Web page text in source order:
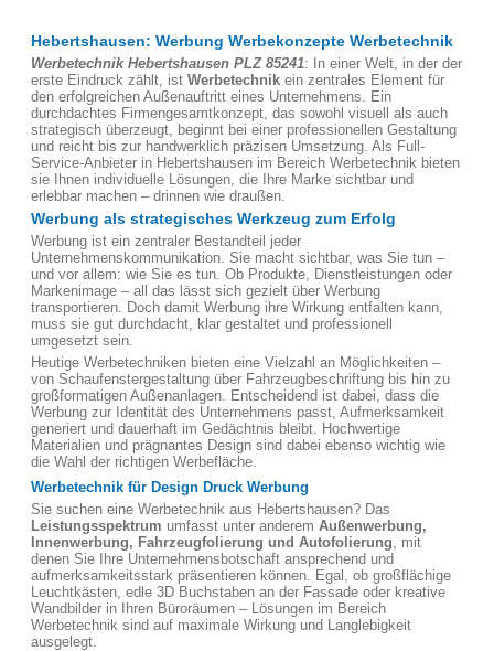
Hebertshausen: Werbung Werbekonzepte Werbetechnik
Werbetechnik Hebertshausen PLZ 85241: In einer Welt, in der der
erste Eindruck zählt, ist Werbetechnik ein zentrales Element für
den erfolgreichen Außenauftritt eines Unternehmens. Ein
durchdachtes Firmengesamtkonzept, das sowohl visuell als auch
strategisch überzeugt, beginnt bei einer professionellen Gestaltung
und reicht bis zur handwerklich präzisen Umsetzung. Als Full-
Service-Anbieter in Hebertshausen im Bereich Werbetechnik bieten
sie Ihnen individuelle Lösungen, die Ihre Marke sichtbar und
erlebbar machen – drinnen wie draußen.
Werbung als strategisches Werkzeug zum Erfolg
Werbung ist ein zentraler Bestandteil jeder
Unternehmenskommunikation. Sie macht sichtbar, was Sie tun –
und vor allem: wie Sie es tun. Ob Produkte, Dienstleistungen oder
Markenimage – all das lässt sich gezielt über Werbung
transportieren. Doch damit Werbung ihre Wirkung entfalten kann,
muss sie gut durchdacht, klar gestaltet und professionell
umgesetzt sein.
Heutige Werbetechniken bieten eine Vielzahl an Möglichkeiten –
von Schaufenstergestaltung über Fahrzeugbeschriftung bis hin zu
großformatigen Außenanlagen. Entscheidend ist dabei, dass die
Werbung zur Identität des Unternehmens passt, Aufmerksamkeit
generiert und dauerhaft im Gedächtnis bleibt. Hochwertige
Materialien und prägnantes Design sind dabei ebenso wichtig wie
die Wahl der richtigen Werbefläche.
Werbetechnik für Design Druck Werbung
Sie suchen eine Werbetechnik aus Hebertshausen? Das
Leistungsspektrum umfasst unter anderem Außenwerbung,
Innenwerbung, Fahrzeugfolierung und Autofolierung, mit
denen Sie Ihre Unternehmensbotschaft ansprechend und
aufmerksamkeitsstark präsentieren können. Egal, ob großflächige
Leuchtkästen, edle 3D Buchstaben an der Fassade oder kreative
Wandbilder in Ihren Büroräumen – Lösungen im Bereich
Werbetechnik sind auf maximale Wirkung und Langlebigkeit
ausgelegt.